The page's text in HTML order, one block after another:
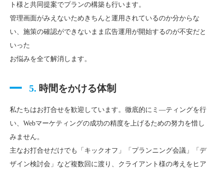
ト様と共同提案でプランの構築も行います。
管理画面がみえないためきちんと運用されているのか分からな
い、施策の確認ができないまま広告運用が開始するのが不安だと
いった
お悩みを全て解消します。
5. 時間をかける体制
私たちはお打合せを歓迎しています。徹底的にミ―ティングを行
い、Webマーケティングの成功の精度を上げるための努力を惜し
みません。
主なお打合せだけでも「キックオフ」「プランニング会議」「デ
ザイン検討会」など複数回に渡り、クライアント様の考えをヒア